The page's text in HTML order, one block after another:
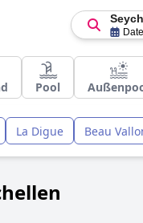
Pool
La Digue Beau